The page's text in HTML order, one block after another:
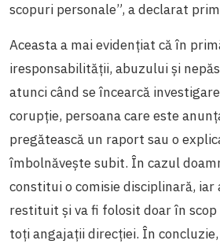
scopuri personale”, a declarat
Aceasta a mai evidențiat că în
iresponsabilității, abuzului și
atunci când se încearcă
corupție, persoana care este
pregătească un raport sau o
îmbolnăvește subit. În cazul
constitui o comisie disciplinară,
restituit șiva fi folosit doar în
toți angajații direcției. În concluzie,